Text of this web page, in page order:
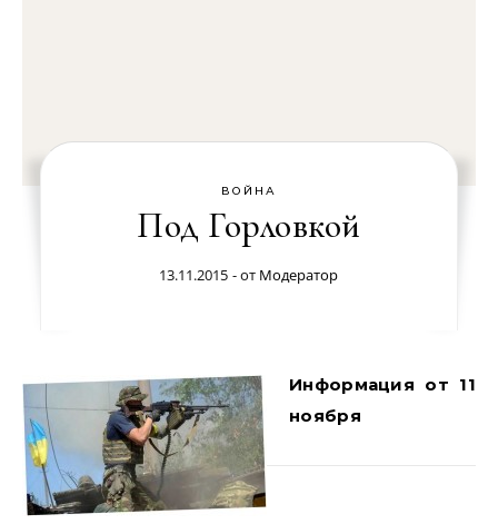
ВОЙНА
Под Горловкой
13.11.2015 - от Модератор
Информация от 11
ноября